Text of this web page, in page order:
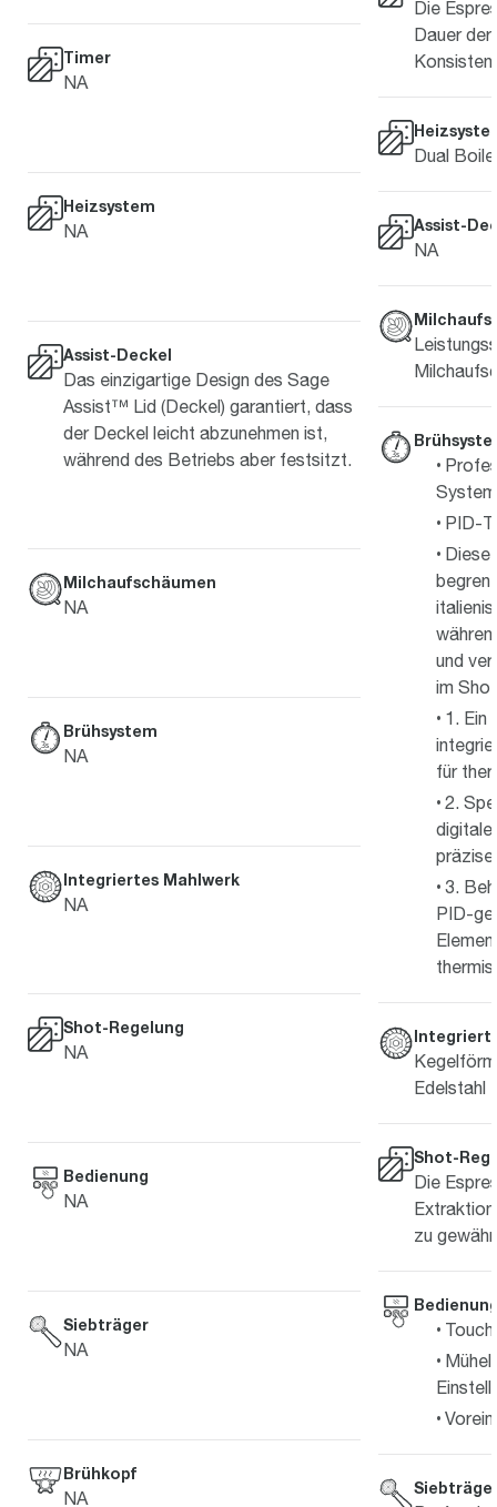
Timer
NA
Heizsystem
NA
Assist-Deckel
Das einzigartige Design des Sage
Assist™ Lid (Deckel) garantiert, dass
der Deckel leicht abzunehmen ist,
während des Betriebs aber festsitzt.
Milchaufschäumen
NA
Brühsystem
NA
Integriertes Mahlwerk
NA
Shot-Regelung
NA
Bedienung
NA
Siebträger
NA
Brühkopf
NA
Die
Dauer
Dual
Assist-
NA
System
PID-
Diese
und
im
1. Ein
für
2.
3.
PID-
Edelstahl
Shot-
Die
zu